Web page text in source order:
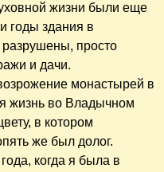
жизни были еще
годы здания в
просто
и дачи.
монастырей в
жизнь во Владычном
в котором
же был долог.
когда я была в